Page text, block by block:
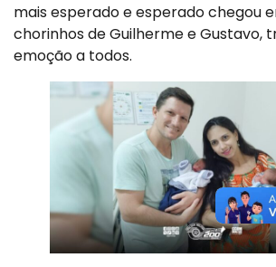
mais esperado e esperado chegou
chorinhos de Guilherme e Gustavo,
emoção a todos.